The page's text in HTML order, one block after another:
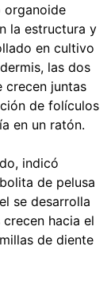
organoide
la estructura y
en cultivo
las dos
crecen juntas
de folículos
en un ratón.
indicó
de pelusa
se desarrolla
hacia el
de diente